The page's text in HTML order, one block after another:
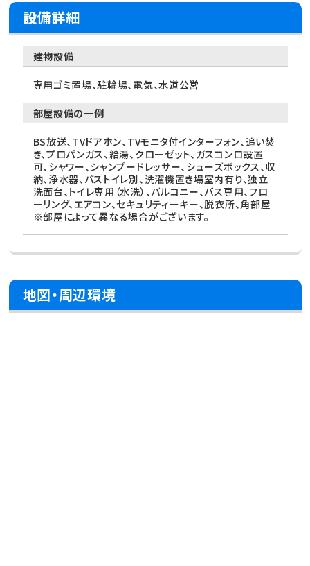
設備詳細
建物設備
専用ゴミ置場、駐輪場、電気、水道公営
部屋設備の一例
BS放送、TVドアホン、TVモニタ付インターフォン、追い焚
き、プロパンガス、給湯、クローゼット、ガスコンロ設置
可、シャワー、シャンプードレッサー、シューズボックス、収
納、浄水器、バストイレ別、洗濯機置き場室内有り、独立
洗面台、トイレ専用（水洗）、バルコニー、バス専用、フロ
ーリング、エアコン、セキュリティーキー、脱衣所、角部屋
※部屋によって異なる場合がございます。
地図・周辺環境